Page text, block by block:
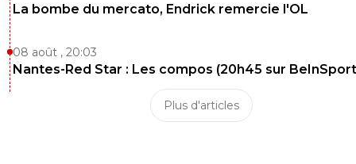
La bombe du mercato, Endrick remercie l'OL
08 août , 20:03
Nantes-Red Star : Les compos (20h45 sur
Plus d'articles